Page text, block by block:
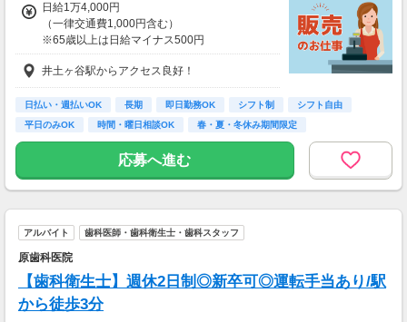
日給1万4,000円
（一律交通費1,000円含む）
※65歳以上は日給マイナス500円
※70歳以上は日給マイナス2,000円
---
■交通誘導2級以上の資格をお持ちの方は
日給1万4,000円
※65歳以上は日給マイナス500円
※70歳以上は日給マイナス1,000円
★交通誘導2級（以上）として従事した場合
■65歳～69歳迄では他の年代と同じ現場でも
安全面・体力面の考慮により比較的低負荷の業
70歳以降では低負荷業務や季節により
相談の上短時間勤務をすることもあるため
井土ヶ谷駅からアクセス良好！
日払い・週払いOK 長期 即日勤務OK シフト制
シフト自由
平日のみOK
時間・曜日相談OK
春・夏・冬休み期間限定
副業・ＷワークOK
応募へ進む
アルバイト 歯科医師・歯科衛生士・歯科スタッフ
原歯科医院
【歯科衛生士】週休2日制◎新卒可◎運転手当あり/駅
から徒歩3分